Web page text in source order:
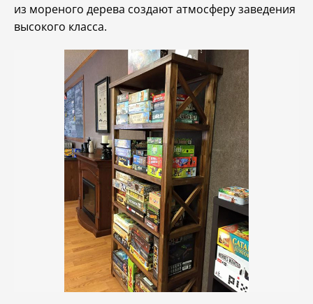
из мореного дерева создают атмосферу заведения
высокого класса.